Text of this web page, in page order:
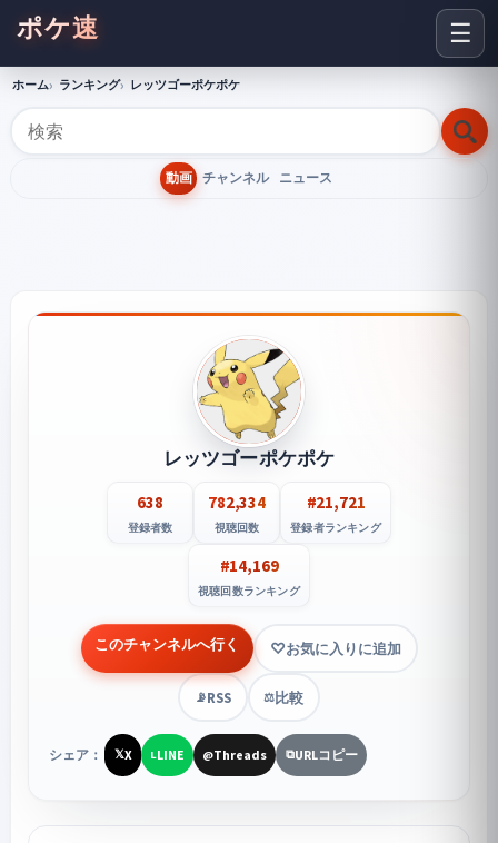
☰
ポケ速
ホーム ランキング レッツゴーポケポケ
動画 チャンネル ニュース
レッツゴーポケポケ
638
登録者数
782,334
視聴回数
#21,721
登録者ランキング
#14,169
視聴回数ランキング
このチャンネルへ行く お気に入りに追加
📡RSS ⚖️比較
シェア： 𝕏X LLINE @Threads ⧉URLコピー